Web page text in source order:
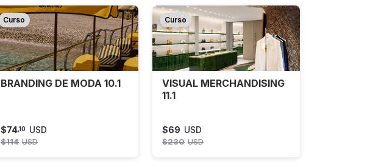
Curso
BRANDING DE MODA 10.1
$74,10 USD
$114 USD
Curso
VISUAL MERCHANDISING
11.1
$69 USD
$230 USD